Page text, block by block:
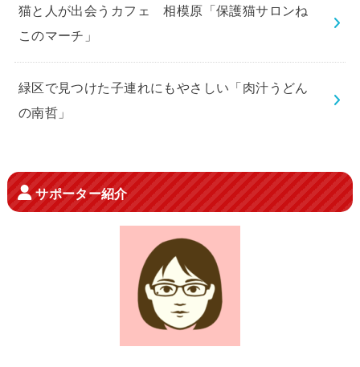
猫と人が出会うカフェ 相模原「保護猫サロンね
このマーチ」
緑区で見つけた子連れにもやさしい「肉汁うどん
の南哲」
サポーター紹介